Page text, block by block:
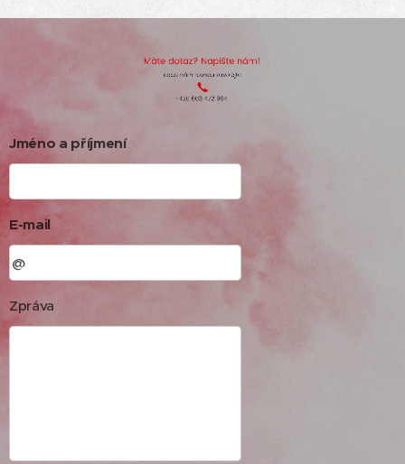
Jméno a příjmení
E-mail
Zpráva